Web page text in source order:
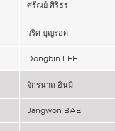
ศรัณย์ ศิริธร
วริศ บุญรอด
Dongbin LEE
จักรนาถ อินมี
Jangwon BAE